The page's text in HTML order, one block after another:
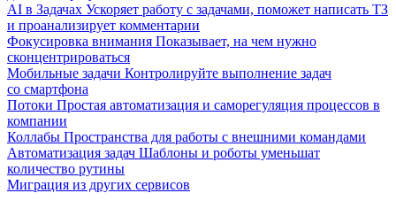
AI в Задачах Ускоряет работу с задачами, поможет написать ТЗ
и проанализирует комментарии
Фокусировка внимания Показывает, на чем нужно
сконцентрироваться
Мобильные задачи Контролируйте выполнение задач
со смартфона
Потоки Простая автоматизация и саморегуляция процессов в
компании
Коллабы Пространства для работы с внешними командами
Автоматизация задач Шаблоны и роботы уменьшат
количество рутины
Миграция из других сервисов